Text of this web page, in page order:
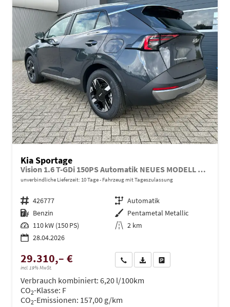
Kia Sportage
Vision 1.6 T-GDi 150PS Automatik NEUES MODELL MY26 FACELIFT Sitzheizung Lenkradheizung Klimaautomatik Navi Bluetooth Touchscreen Apple CarPlay Android Auto PDC v+h 17"LM Rückf.Kamera ACC 2x Keyless
unverbindliche Lieferzeit: 10 Tage Fahrzeug mit Tageszulassung
Fahrzeugnr. 426777 Getriebe Automatik
Kraftstoff Benzin Außenfarbe Pentametal Metallic
Leistung 110 kW (150 PS) Kilometerstand 2 km
28.04.2026
29.310,– €
incl. 19% MwSt.
Wir rufen Sie anPDF-Datei, Fahrzeugexposé
Verbrauch kombiniert: 6,20 l/100km
CO2-Klasse: F
CO2-Emissionen: 157,00 g/km